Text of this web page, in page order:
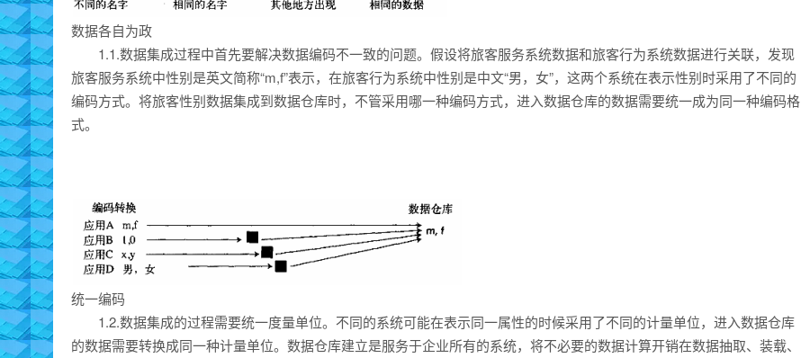
数据各自为政
1.1.数据集成过程中首先要解决数据编码不一致的问题。假设将旅客服务系统数据和旅客行为系统数据进行关联，发现
旅客服务系统中性别是英文简称“m,f”表示，在旅客行为系统中性别是中文“男，女”，这两个系统在表示性别时采用了不同的
编码方式。将旅客性别数据集成到数据仓库时，不管采用哪一种编码方式，进入数据仓库的数据需要统一成为同一种编码格
式。
统一编码
1.2.数据集成的过程需要统一度量单位。不同的系统可能在表示同一属性的时候采用了不同的计量单位，进入数据仓库
的数据需要转换成同一种计量单位。数据仓库建立是服务于企业所有的系统，将不必要的数据计算开销在数据抽取、装载、